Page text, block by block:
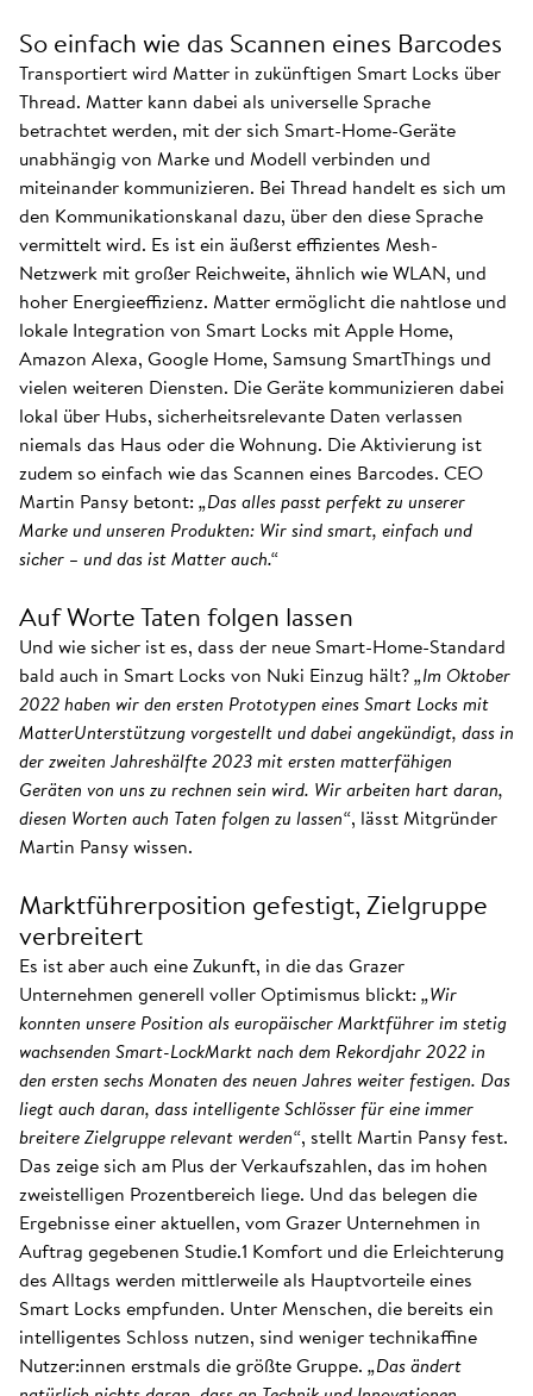
So einfach wie das Scannen eines Barcodes
Transportiert wird Matter in zukünftigen Smart Locks über
Thread. Matter kann dabei als universelle Sprache
betrachtet werden, mit der sich Smart-Home-Geräte
unabhängig von Marke und Modell verbinden und
miteinander kommunizieren. Bei Thread handelt es sich um
den Kommunikationskanal dazu, über den diese Sprache
vermittelt wird. Es ist ein äußerst effizientes Mesh-
Netzwerk mit großer Reichweite, ähnlich wie WLAN, und
hoher Energieeffizienz. Matter ermöglicht die nahtlose und
lokale Integration von Smart Locks mit Apple Home,
Amazon Alexa, Google Home, Samsung SmartThings und
vielen weiteren Diensten. Die Geräte kommunizieren dabei
lokal über Hubs, sicherheitsrelevante Daten verlassen
niemals das Haus oder die Wohnung. Die Aktivierung ist
zudem so einfach wie das Scannen eines Barcodes. CEO
Martin Pansy betont: „Das alles passt perfekt zu unserer
Marke und unseren Produkten: Wir sind smart, einfach und
sicher – und das ist Matter auch.“
Auf Worte Taten folgen lassen
Und wie sicher ist es, dass der neue Smart-Home-Standard
bald auch in Smart Locks von Nuki Einzug hält?„Im Oktober
2022 haben wir den ersten Prototypen eines Smart Locks mit
MatterUnterstützung vorgestellt und dabei angekündigt, dass in
der zweiten Jahreshälfte 2023 mit ersten matterfähigen
Geräten von uns zu rechnen sein wird. Wir arbeiten hart daran,
diesen Worten auch Taten folgen zu lassen“, lässt Mitgründer
Martin Pansy wissen.
Marktführerposition gefestigt, Zielgruppe
verbreitert
Es ist aber auch eine Zukunft, in die das Grazer
Unternehmen generell voller Optimismus blickt: „Wir
konnten unsere Position als europäischer Marktführer im stetig
wachsenden Smart-LockMarkt nach dem Rekordjahr 2022 in
den ersten sechs Monaten des neuen Jahres weiter festigen. Das
liegt auch daran, dass intelligente Schlösser für eine immer
breitere Zielgruppe relevant werden“, stellt Martin Pansy fest.
Das zeige sich am Plus der Verkaufszahlen, das im hohen
zweistelligen Prozentbereich liege. Und das belegen die
Ergebnisse einer aktuellen, vom Grazer Unternehmen in
Auftrag gegebenen Studie.1 Komfort und die Erleichterung
des Alltags werden mittlerweile als Hauptvorteile eines
Smart Locks empfunden. Unter Menschen, die bereits ein
intelligentes Schloss nutzen, sind weniger technikaffine
Nutzer:innen erstmals die größte Gruppe. „Das ändert